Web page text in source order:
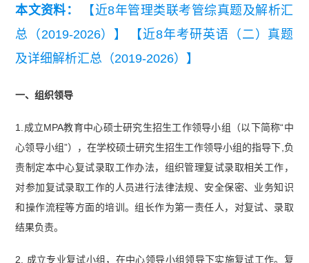
本文资料：
【近8年管理类联考管综真题及解析汇
总（2019-2026）】
【近8年考研英语（二）真题
及详细解析汇总（2019-2026）】
一、组织领导
1.成立MPA教育中心硕士研究生招生工作领导小组（以下简称“中
心领导小组”），在学校硕士研究生招生工作领导小组的指导下,负
责制定本中心复试录取工作办法，组织管理复试录取相关工作，
对参加复试录取工作的人员进行法律法规、安全保密、业务知识
和操作流程等方面的培训。组长作为第一责任人，对复试、录取
结果负责。
2. 成立专业复试小组，在中心领导小组领导下实施复试工作。复